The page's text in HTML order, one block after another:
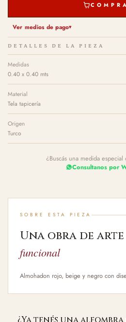
Ver medios de pago
DETALLES DE LA PIEZA
Medidas
0.40 x 0.40 mts
Material
Tela tapicería
Origen
Turco
¿Buscás una medida especial
Consultanos por
SOBRE ESTA PIEZA
Una obra de arte
funcional
Almohadon rojo, beige y negro con